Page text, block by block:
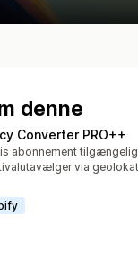
denne
Converter PRO++
i altabonnement
via